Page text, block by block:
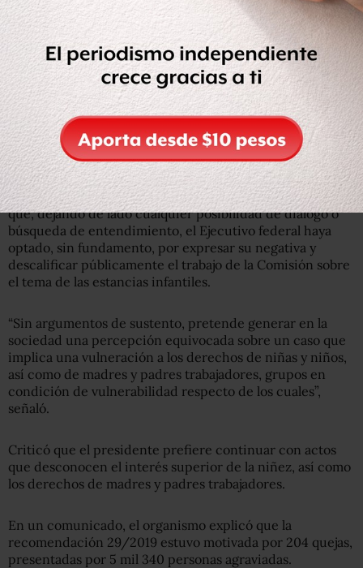
vida digna, a un sano desarrollo integral, a la educación, a
la protección de la salud, a la inclusión, al juego y
esparcimiento a partir de su interés superior.
Te puede interesar: Estancias infantiles debieron
corregirse y crecer, nuevo plan pone en riesgo a niños:
expertos
CNDH responde
Tras las declaraciones del presidente, la CNDH lamentó
que, dejando de lado cualquier posibilidad de diálogo o
búsqueda de entendimiento, el Ejecutivo federal haya
optado, sin fundamento, por expresar su negativa y
descalificar públicamente el trabajo de la Comisión sobre
el tema de las estancias infantiles.
“Sin argumentos de sustento, pretende generar en la
sociedad una percepción equivocada sobre un caso que
implica una vulneración a los derechos de niñas y niños,
así como de madres y padres trabajadores, grupos en
condición de vulnerabilidad respecto de los cuales”,
señaló.
Criticó que el presidente prefiere continuar con actos
que desconocen el interés superior de la niñez, así como
los derechos de madres y padres trabajadores.
En un comunicado, el organismo explicó que la
recomendación 29/2019 estuvo motivada por 204 quejas,
presentadas por 5 mil 340 personas agraviadas.